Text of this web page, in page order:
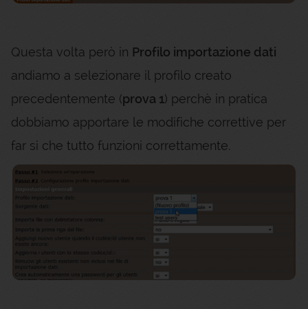
Questa volta però in Profilo importazione dati
andiamo a selezionare il profilo creato
precedentemente (prova 1) perchè in pratica
dobbiamo apportare le modifiche correttive per
far si che tutto funzioni correttamente.